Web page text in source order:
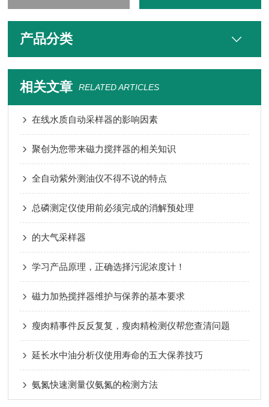
产品分类
相关文章 RELATED ARTICLES
在线水质自动采样器的影响因素
聚创为您带来磁力搅拌器的相关知识
全自动紫外测油仪不得不说的特点
总磷测定仪使用前必须完成的消解预处理
的大气采样器
学习产品原理，正确选择污泥浓度计！
磁力加热搅拌器维护与保养的基本要求
瘦肉精事件反反复复，瘦肉精检测仪帮您查清问题
延长水中油分析仪使用寿命的五大保养技巧
氨氮快速测量仪氨氮的检测方法